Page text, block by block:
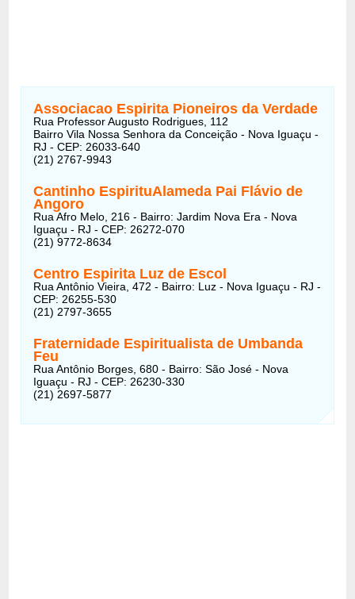
Associacao Espirita Pioneiros da Verdade
Rua Professor Augusto Rodrigues, 112
Bairro Vila Nossa Senhora da Conceição - Nova Iguaçu -
RJ - CEP: 26033-640
(21) 2767-9943
Cantinho EspirituAlameda Pai Flávio de
Angoro
Rua Afro Melo, 216 - Bairro: Jardim Nova Era - Nova
Iguaçu - RJ - CEP: 26272-070
(21) 9772-8634
Centro Espirita Luz de Escol
Rua Antônio Vieira, 472 - Bairro: Luz - Nova Iguaçu - RJ -
CEP: 26255-530
(21) 2797-3655
Fraternidade Espiritualista de Umbanda
Feu
Rua Antônio Borges, 680 - Bairro: São José - Nova
Iguaçu - RJ - CEP: 26230-330
(21) 2697-5877